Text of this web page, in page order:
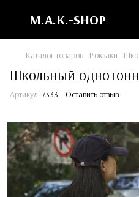
M.A.K.-SHOP
Каталог товаров Рюкзаки
Школьный
Артикул: 7333 Оставить отзыв